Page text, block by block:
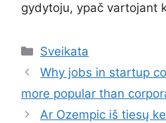
gydytoju, ypač vartojant
Kategorijos
Sveikata
Why jobs in startup
more popular than
Ar Ozempic iš tiesų